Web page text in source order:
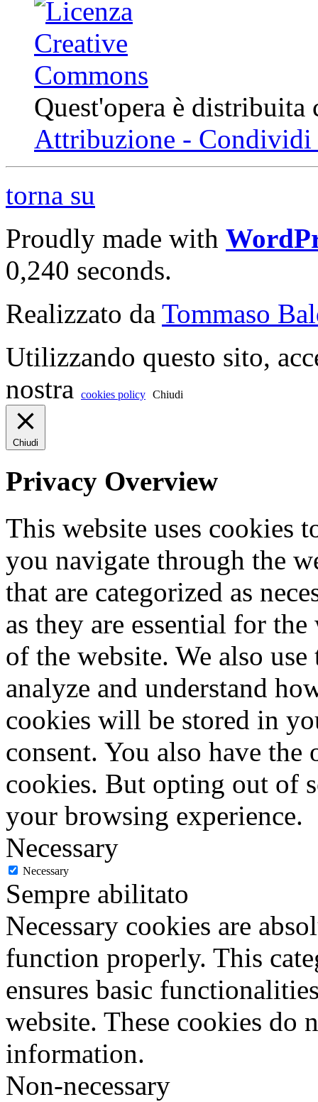
Quest'opera è
Attribuzione - Condividi
torna su
Proudly made with
0,240 seconds.
Realizzato da Tommaso
Utilizzando questo sito,
nostra
cookies policy Chiudi
Chiudi
Privacy Overview
This website uses cookies
you navigate through the
that are categorized as
as they are essential for
of the website. We also
analyze and understand
cookies will be stored in
consent. You also have
cookies. But opting out of
your browsing experience.
Necessary
Necessary
Sempre abilitato
Necessary cookies are
function properly. This
ensures basic
website. These cookies do
information.
Non-necessary